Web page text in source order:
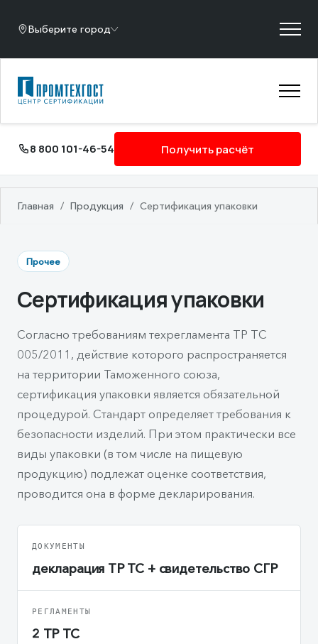
Выберите город
8 800 101-46-54 Получить расчёт
Главная / Продукция / Сертификация упаковки
Прочее
Сертификация упаковки
Согласно требованиям техрегламента ТР ТС
005/2011, действие которого распространяется
на территории Таможенного союза,
сертификация упаковки является обязательной
процедурой. Стандарт определяет требования к
безопасности изделий. При этом практически все
виды упаковки (в том числе на пищевую
продукцию) подлежат оценке соответствия,
проводится она в форме декларирования.
ДОКУМЕНТЫ
декларация ТР ТС + свидетельство СГР
РЕГЛАМЕНТЫ
2 ТР ТС